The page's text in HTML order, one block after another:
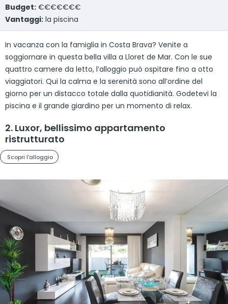
Budget: €€€€€€€
Vantaggi: la piscina
In vacanza con la famiglia in Costa Brava? Venite a
soggiornare in questa bella villa a Lloret de Mar. Con le sue
quattro camere da letto, l’alloggio può ospitare fino a otto
viaggiatori. Qui la calma e la serenità sono all’ordine del
giorno per un distacco totale dalla quotidianità. Godetevi la
piscina e il grande giardino per un momento di relax.
2. Luxor, bellissimo appartamento
ristrutturato
Scopri l'alloggio